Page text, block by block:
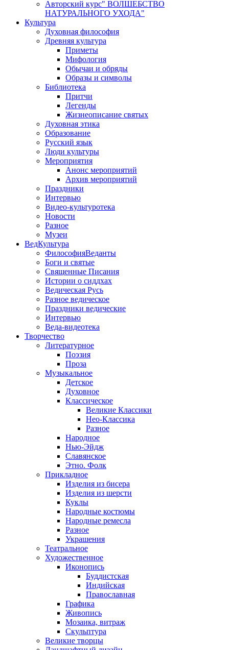
Авторский курс" ВОЛШЕБСТВО
НАТУРАЛЬНОГО УХОДА"
Культура
Духовная философия
Древняя культура
Приметы
Мифология
Обычаи и обряды
Образы и символы
Библиотека
Притчи
Легенды
Жизнеописание святых
Духовная этика
Образование
Русский язык
Люди культуры
Мероприятия
Анонс мероприятий
Архив мероприятий
Праздники
Интервью
Видео-культуротека
Новости
Разное
Музеи
ВедКультура
ФилософияВеданты
Боги и святые
Священные Писания
Истории о сиддхах
Ведическая Русь
Разное ведическое
Праздники ведические
Интервью
Веда-видеотека
Творчество
Литературное
Поэзия
Проза
Музыкальное
Детское
Духовное
Классическое
Великие Классики
Нео-Классика
Разное
Народное
Нью-Эйдж
Славянское
Этно. Фолк
Прикладное
Изделия из бисера
Изделия из шерсти
Куклы
Народные костюмы
Народные ремесла
Разное
Украшения
Театральное
Художественное
Иконопись
Буддистская
Индийская
Православная
Графика
Живопись
Мозаика, витраж
Скульптура
Великие творцы